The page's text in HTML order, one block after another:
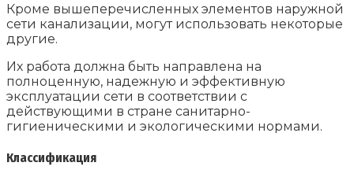
Кроме вышеперечисленных элементов наружной
сети канализации, могут использовать некоторые
другие.
Их работа должна быть направлена на
полноценную, надежную и эффективную
эксплуатации сети в соответствии с
действующими в стране санитарно-
гигиеническими и экологическими нормами.
Классификация